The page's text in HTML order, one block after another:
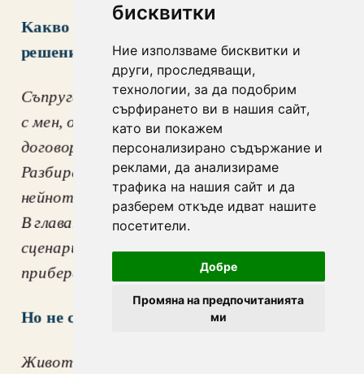
бисквитки
Ние използваме бисквитки и
други, проследяващи,
технологии, за да подобрим
сърфирането ви в нашия сайт,
като ви покажем
персонализирано съдържание и
реклами, да анализираме
трафика на нашия сайт и да
разберем откъде идват нашите
посетители.
Добре
Промяна на предпочитанията
ми
Kакво мисли семейство ти за твоето
решение?
Съпругата ми е много ядосана. Тя не говори
с мен, откакто ѝ казах, че съм прекратил
договора си и се връщам в Украйна.
Разбирам я - страхува се за моя живот, за
нейното бъдеще…Разбирам всички рискове.
В главата си съм разиграл всеки възможен
сценарий, но това е моето решение - да се
прибера вкъщи.
Но не се ли страхуваш и ти за живота си?
Животът е живот - уплашен съм. Но по-